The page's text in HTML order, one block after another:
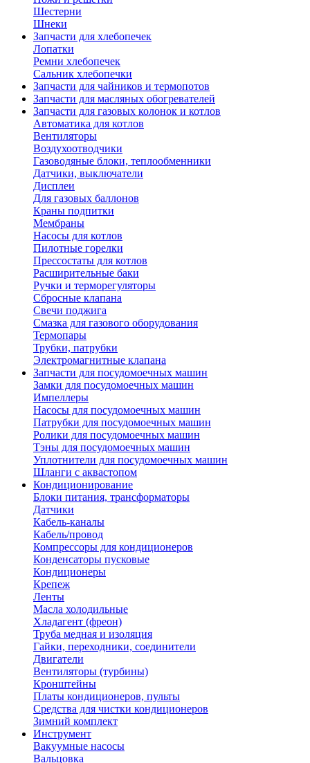
Шестерни
Шнеки
Запчасти для хлебопечек
Лопатки
Ремни хлебопечек
Сальник хлебопечки
Запчасти для чайников и термопотов
Запчасти для масляных обогревателей
Запчасти для газовых колонок и котлов
Автоматика для котлов
Вентиляторы
Воздухоотводчики
Газоводяные блоки, теплообменники
Датчики, выключатели
Дисплеи
Для газовых баллонов
Краны подпитки
Мембраны
Насосы для котлов
Пилотные горелки
Прессостаты для котлов
Расширительные баки
Ручки и терморегуляторы
Сбросные клапана
Свечи поджига
Смазка для газового оборудования
Термопары
Трубки, патрубки
Электромагнитные клапана
Запчасти для посудомоечных машин
Замки для посудомоечных машин
Импеллеры
Насосы для посудомоечных машин
Патрубки для посудомоечных машин
Ролики для посудомоечных машин
Тэны для посудомоечных машин
Уплотнители для посудомоечных машин
Шланги с аквастопом
Кондиционирование
Блоки питания, трансформаторы
Датчики
Кабель-каналы
Кабель/провод
Компрессоры для кондиционеров
Конденсаторы пусковые
Кондиционеры
Крепеж
Ленты
Масла холодильные
Хладагент (фреон)
Труба медная и изоляция
Гайки, переходники, соединители
Двигатели
Вентиляторы (турбины)
Кронштейны
Платы кондиционеров, пульты
Средства для чистки кондиционеров
Зимний комплект
Инструмент
Вакуумные насосы
Вальцовка